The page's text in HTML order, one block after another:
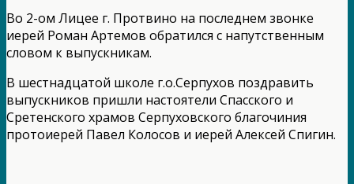
Во 2-ом Лицее г. Протвино на последнем звонке
иерей Роман Артемов обратился с напутственным
словом к выпускникам.
В шестнадцатой школе г.о.Серпухов поздравить
выпускников пришли настоятели Спасского и
Сретенского храмов Серпуховского благочиния
протоиерей Павел Колосов и иерей Алексей Спигин.